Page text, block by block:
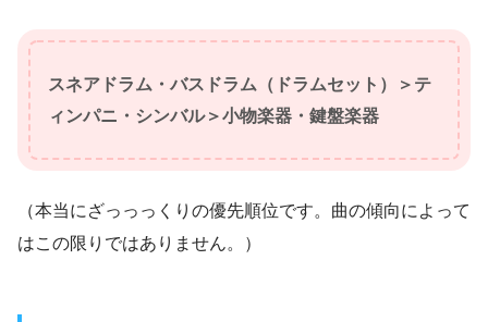
スネアドラム・バスドラム（ドラムセット）＞テ
ィンパニ・シンバル＞小物楽器・鍵盤楽器
（本当にざっっっくりの優先順位です。曲の傾向によって
はこの限りではありません。）